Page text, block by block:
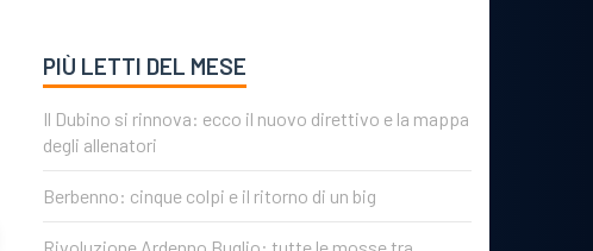
PIÙ LETTI DEL MESE
Il Dubino si rinnova: ecco il nuovo direttivo e la mappa
degli allenatori
Berbenno: cinque colpi e il ritorno di un big
Rivoluzione Ardenno Buglio: tutte le mosse tra